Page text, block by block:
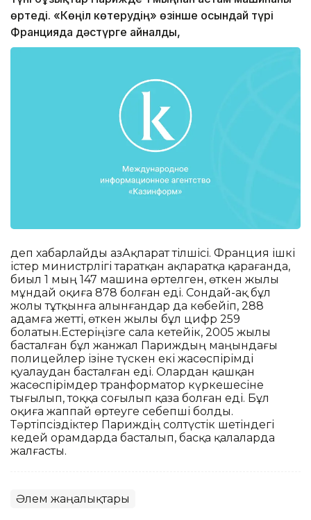
өртеді. «Көңіл көтерудің» өзінше осындай түрі
Францияда дәстүрге айналды,
деп хабарлайды ҚазАқпарат тілшісі. Франция ішкі
істер министрлігі таратқан ақпаратқа қарағанда,
биыл 1 мың 147 машина өртелген, өткен жылы
мұндай оқиға 878 болған еді. Сондай-ақ бұл
жолы тұтқынға алынғандар да көбейіп, 288
адамға жетті, өткен жылы бұл цифр 259
болатын.Естеріңізге сала кетейік, 2005 жылы
басталған бұл жанжал Париждың маңындағы
полицейлер ізіне түскен екі жасөспірімді
қуалаудан басталған еді. Олардан қашқан
жасөспірімдер транформатор күркешесіне
тығылып, тоққа соғылып қаза болған еді. Бұл
оқиға жаппай өртеуге себепші болды.
Тәртіпсіздіктер Париждің солтүстік шетіндегі
кедей орамдарда басталып, басқа қалаларда
жалғасты.
Әлем жаңалықтары